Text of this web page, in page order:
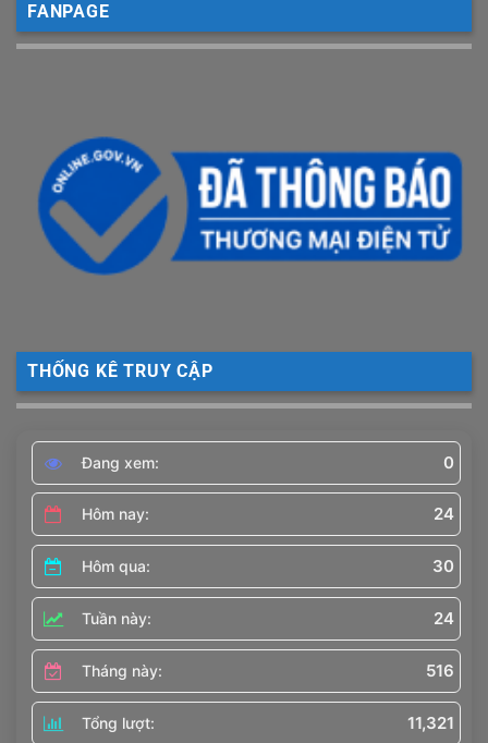
FANPAGE
THỐNG KÊ TRUY CẬP
Đang xem: 0
Hôm nay: 24
Hôm qua: 30
Tuần này: 24
Tháng này: 516
Tổng lượt: 11,321